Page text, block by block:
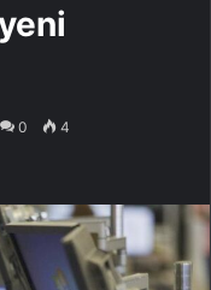
0 4